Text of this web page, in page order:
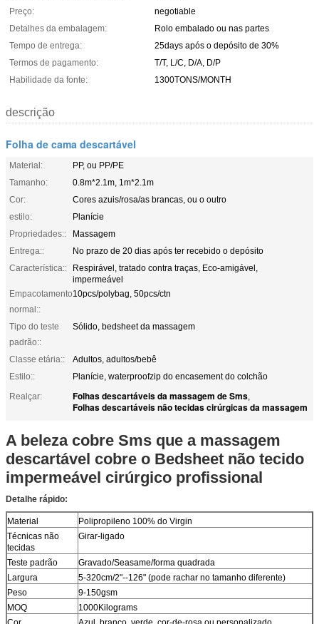
Preço:
negotiable
Detalhes da embalagem:
Rolo embalado ou nas partes
Tempo de entrega:
25days após o depósito de 30%
Termos de pagamento:
T/T, L/C, D/A, D/P
Habilidade da fonte:
1300TONS/MONTH
descrição
Folha de cama descartável
Material:
PP, ou PP/PE
Tamanho:
0.8m*2.1m, 1m*2.1m
Cor:
Cores azuis/rosa/as brancas, ou o outro
estilo:
Planície
Propriedades::
Massagem
Entrega::
No prazo de 20 dias após ter recebido o depósito
Característica::
Respirável, tratado contra traças, Eco-amigável,
impermeável
Empacotamento
normal::
10pcs/polybag, 50pcs/ctn
Tipo do teste
padrão::
Sólido, bedsheet da massagem
Classe etária::
Adultos, adultos/bebê
Estilo::
Planície, waterproofzip do encasement do colchão
Realçar:
Folhas descartáveis da massagem de Sms,
Folhas descartáveis não tecidas cirúrgicas da massagem
A beleza cobre Sms que a massagem
descartável cobre o Bedsheet não tecido
impermeável cirúrgico profissional
Detalhe rápido:
Material
Polipropileno 100% do Virgin
Técnicas não
tecidas
Girar-ligado
Teste padrão
Gravado/Seasame/forma quadrada
Largura
5-320cm/2"--126" (pode rachar no tamanho diferente)
Peso
9-150gsm
MOQ
1000Kilograms